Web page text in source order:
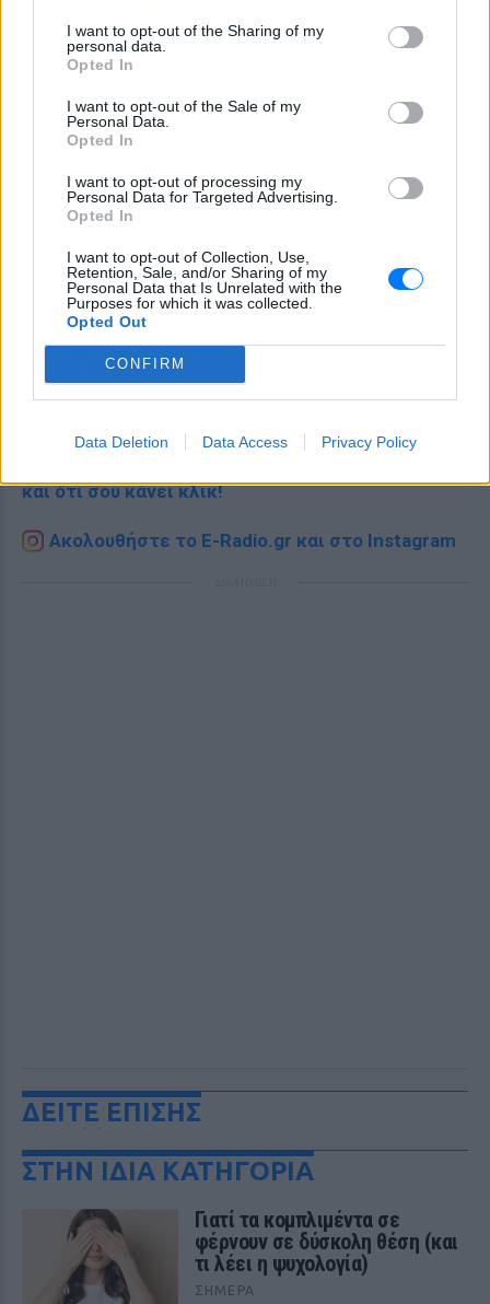
I want to opt-out of the Sharing of my
personal data.
Opted In
I want to opt-out of the Sale of my
Personal Data.
Opted In
I want to opt-out of processing my
Personal Data for Targeted Advertising.
Opted In
I want to opt-out of Collection, Use,
Retention, Sale, and/or Sharing of my
Personal Data that Is Unrelated with the
Purposes for which it was collected.
Opted Out
CONFIRM
Data Deletion Data Access Privacy Policy
Ακολουθήστε το E-Radio.gr στο
και ότι σου κάνει κλικ!
Ακολουθήστε το E-Radio.gr και στο Instagram
ΔΕΙΤΕ ΕΠΙΣΗΣ
ΣΤΗΝ ΙΔΙΑ ΚΑΤΗΓΟΡΙΑ
Γιατί τα κομπλιμέντα σε
φέρνουν σε δύσκολη θέση (και
τι λέει η ψυχολογία)
ΣΉΜΕΡΑ